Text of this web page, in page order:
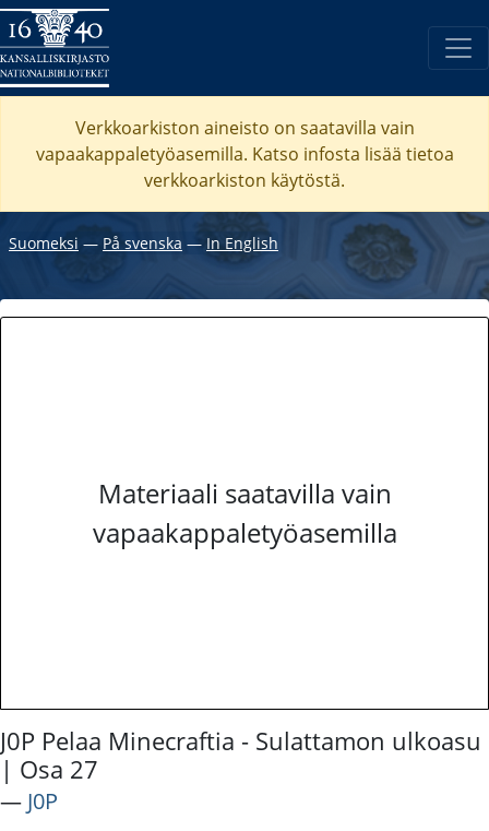
Verkkoarkiston aineisto on saatavilla vain
vapaakappaletyöasemilla. Katso infosta lisää tietoa
verkkoarkiston käytöstä.
Suomeksi ― På svenska ― In English
Materiaali saatavilla vain
vapaakappaletyöasemilla
J0P Pelaa Minecraftia - Sulattamon ulkoasu
| Osa 27
― J0P